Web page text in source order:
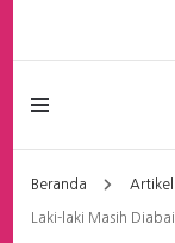
Beranda Artikel
Laki-laki Masih